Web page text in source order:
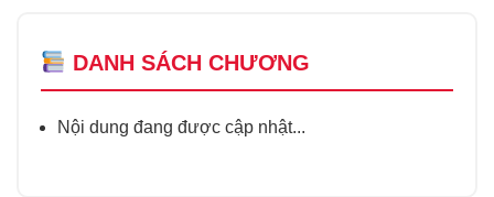
DANH SÁCH CHƯƠNG
Nội dung đang được cập nhật...